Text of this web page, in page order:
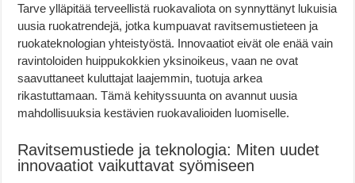
Tarve ylläpitää terveellistä ruokavaliota on synnyttänyt lukuisia
uusia ruokatrendejä, jotka kumpuavat ravitsemustieteen ja
ruokateknologian yhteistyöstä. Innovaatiot eivät ole enää vain
ravintoloiden huippukokkien yksinoikeus, vaan ne ovat
saavuttaneet kuluttajat laajemmin, tuotuja arkea
rikastuttamaan. Tämä kehityssuunta on avannut uusia
mahdollisuuksia kestävien ruokavalioiden luomiselle.
Ravitsemustiede ja teknologia: Miten uudet
innovaatiot vaikuttavat syömiseen